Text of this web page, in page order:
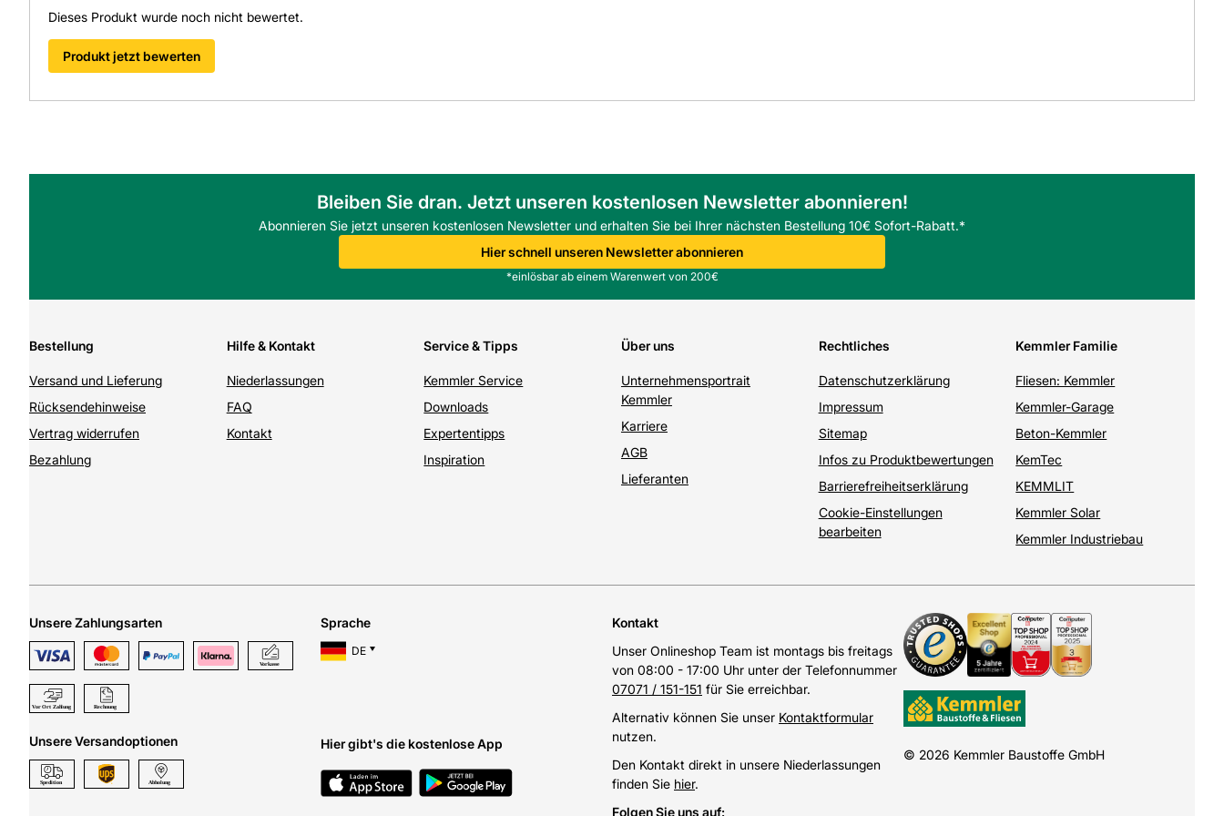
Dieses Produkt wurde noch nicht bewertet.
Produkt jetzt bewerten
Bleiben Sie dran. Jetzt unseren kostenlosen Newsletter abonnieren!
Abonnieren Sie jetzt unseren kostenlosen Newsletter und erhalten Sie bei Ihrer nächsten Bestellung 10€ Sofort-Rabatt.*
Hier schnell unseren Newsletter abonnieren
*einlösbar ab einem Warenwert von 200€
Bestellung
Versand und Lieferung
Rücksendehinweise
Vertrag widerrufen
Bezahlung
Hilfe & Kontakt
Niederlassungen
FAQ
Kontakt
Service & Tipps
Kemmler Service
Downloads
Expertentipps
Inspiration
Über uns
Unternehmensportrait
Kemmler
Karriere
AGB
Lieferanten
Rechtliches
Datenschutzerklärung
Impressum
Sitemap
Infos zu Produktbewertungen
Barrierefreiheitserklärung
Cookie-Einstellungen
bearbeiten
Kemmler Familie
Fliesen: Kemmler
Kemmler-Garage
Beton-Kemmler
KemTec
KEMMLIT
Kemmler Solar
Kemmler Industriebau
Unsere Zahlungsarten
Unsere Versandoptionen
Sprache
DE
Hier gibt's die kostenlose App
Kontakt
Unser Onlineshop Team ist montags bis freitags
von 08:00 - 17:00 Uhr unter der Telefonnummer
07071 / 151-151 für Sie erreichbar.
Alternativ können Sie unser Kontaktformular
nutzen.
Den Kontakt direkt in unsere Niederlassungen
finden Sie hier.
Folgen Sie uns auf:
© 2026 Kemmler Baustoffe GmbH